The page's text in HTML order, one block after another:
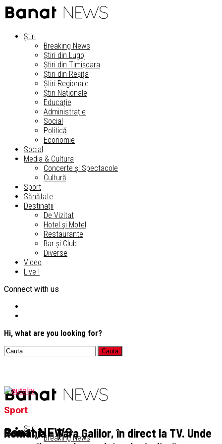
Știri
Breaking News
Știri din Lugoj
Știri din Timișoara
Știri din Reșița
Știri Regionale
Știri Naționale
Educație
Administrație
Social
Politică
Economie
Social
Media & Cultura
Concerte și Spectacole
Cultură
Sport
Sănătate
Destinații
De Vizitat
Hotel și Motel
Restaurante
Bar și Club
Diverse
Video
Live !
Connect with us
Hi, what are you looking for?
Banat NEWS
Știri
Breaking News
Sport
România – Țara Galilor, în direct la TV. Unde